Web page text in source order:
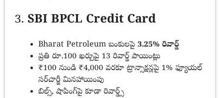
3. SBI BPCL Credit Card
Bharat Petroleum బంకులపై 3.25% రివార్డ్
ప్రతి రూ.100 ఖర్చుపై 13 రివార్డ్ పాయింట్లు
₹100 నుండి ₹4,000 వరకూ ట్రాన్సాక్షన్లపై 1% ఫ్యూయల్
సర్‌చార్జీ మినహాయింపు
బిల్స్, షాపింగ్‌పై కూడా రివార్డ్స్